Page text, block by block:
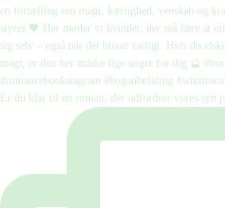
Er du klar til en roman, der udfordrer vores syn p